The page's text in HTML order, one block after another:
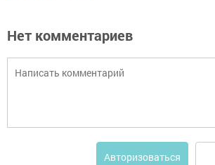
Нет комментариев
Авторизоваться